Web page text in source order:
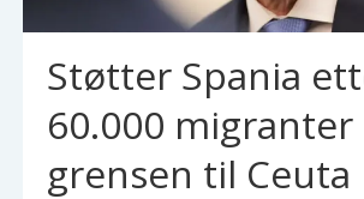
Støtter Spania
60.000 migranter
grensen til Ceuta